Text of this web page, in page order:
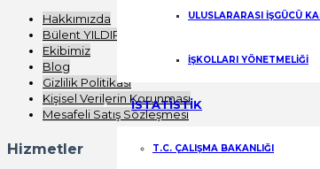
ULUSLARARASI İŞGÜCÜ
İŞKOLLARI YÖNETMELİĞİ
İSTATİSTİK
T.C. ÇALIŞMA BAKANLIĞI
Hakkımızda
Bülent YILDIRIM
Ekibimiz
Blog
Gizlilik Politikası
Kişisel Verilerin Korunması
Mesafeli Satış Sözleşmesi
Hizmetler